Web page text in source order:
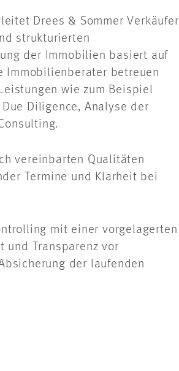
Drees & Sommer Verkäufer
strukturierten
der Immobilien basiert auf
Immobilienberater betreuen
wie zum Beispiel
Diligence, Analyse der
vereinbarten Qualitäten
Termine und Klarheit bei
mit einer vorgelagerten
und Transparenz vor
der laufenden